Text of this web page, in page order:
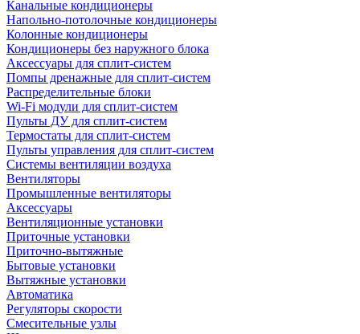
Канальные кондиционеры
Напольно-потолочные кондиционеры
Колонные кондиционеры
Кондиционеры без наружного блока
Аксессуары для сплит-систем
Помпы дренажные для сплит-систем
Распределительные блоки
Wi-Fi модули для сплит-систем
Пульты ДУ для сплит-систем
Термостаты для сплит-систем
Пульты управления для сплит-систем
Системы вентиляции воздуха
Вентиляторы
Промышленные вентиляторы
Аксессуары
Вентиляционные установки
Приточные установки
Приточно-вытяжные
Бытовые установки
Вытяжные установки
Автоматика
Регуляторы скорости
Смесительные узлы